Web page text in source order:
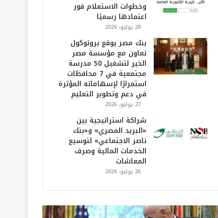
وخطوات الاستعلام فور
اعتمادها رسميًا
28 يوليو، 2026
بنك مصر يوقع بروتوكول
تعاون مع مؤسسة مصر
الخير لتشغيل 50 مدرسة
مجتمعية في 7 محافظات
استمرارًا لإسهاماته المؤثرة
في دعم وتطوير التعليم
27 يوليو، 2026
شراكة استراتيجية بين
«البريد المصري» و«بنك
ناصر الاجتماعي» لتوسيع
الخدمات المالية وصرف
المعاشات
26 يوليو، 2026